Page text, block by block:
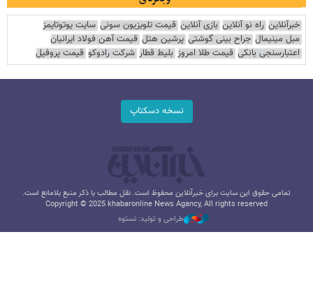
خبرآنلاین راه نو آنلاین بازی آنلاین قیمت تلویزیون سونی سایت یوتوتایمز
مبل مینیمال جراح بینی گوشتی پرشین هتل قیمت آهن فولاد ایرانیان
اعتبارسنجی بانکی قیمت طلا امروز بلیط قطار شرکت رادوکو قیمت پروفیل
نسخه دسکتاپ
تمامی حقوق این سایت برای خبرآنلاین محفوظ است. نقل مطالب با ذکر منبع بلامانع است.
Copyright © 2025 khabaronline News Agancy, All rights reserved
طراحی و تولید: نستوه